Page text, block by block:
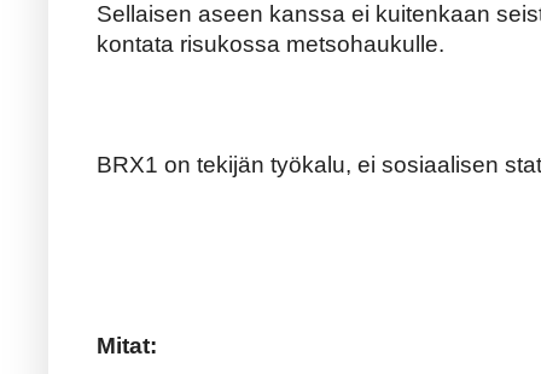
Sellaisen aseen kanssa ei kuitenkaan
kontata risukossa metsohaukulle.
BRX1 on tekijän työkalu, ei sosiaalisen
Mitat: